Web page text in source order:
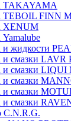
TAKAYAMA
TEBOIL FINN
XENUM
и жидкости
и смазки LAVR
и смазки LIQUI
и смазки
и смазки
и смазки
C.N.R.G.